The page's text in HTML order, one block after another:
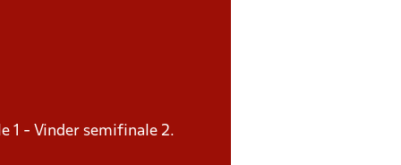
1 - Vinder semifinale 2.